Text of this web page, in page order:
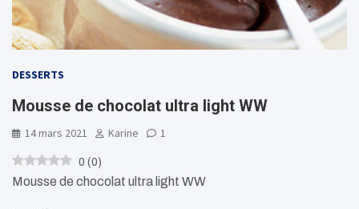
DESSERTS
Mousse de chocolat ultra light WW
14 mars 2021 Karine 1
0 (0)
Mousse de chocolat ultra light WW